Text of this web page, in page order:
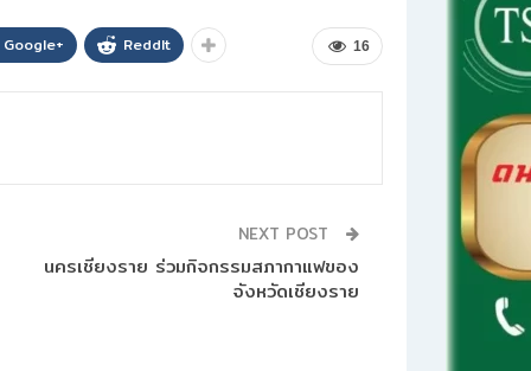
16
Google+ ReddIt
NEXT POST
นครเชียงราย ร่วมกิจกรรมสภากาแฟของ
จังหวัดเชียงราย